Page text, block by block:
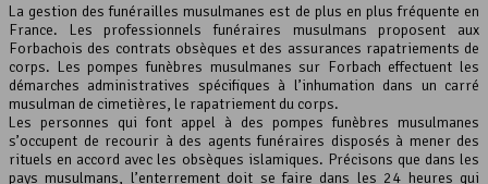
La gestion des funérailles musulmanes est de plus en plus fréquente en
France. Les professionnels funéraires musulmans proposent aux
Forbachois des contrats obsèques et des assurances rapatriements de
corps. Les pompes funèbres musulmanes sur Forbach effectuent les
démarches administratives spécifiques à l’inhumation dans un carré
musulman de cimetières, le rapatriement du corps.
Les personnes qui font appel à des pompes funèbres musulmanes
s’occupent de recourir à des agents funéraires disposés à mener des
rituels en accord avec les obsèques islamiques. Précisons que dans les
pays musulmans, l’enterrement doit se faire dans les 24 heures qui